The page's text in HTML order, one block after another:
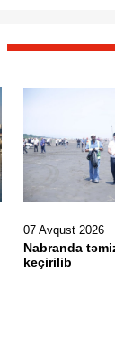
07 Avqust 2026
Nabranda
keçirilib